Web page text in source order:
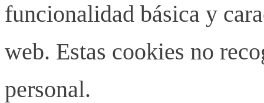
funcionalidad básica y
web. Estas cookies no
personal.